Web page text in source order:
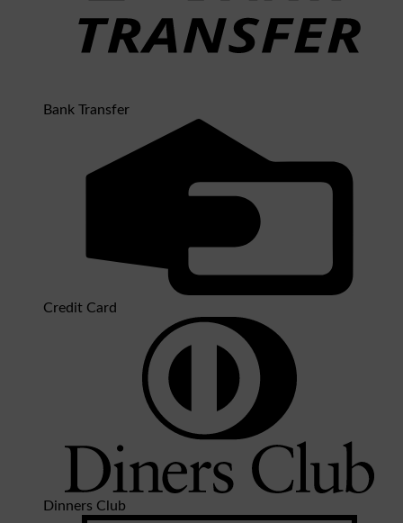
Bank Transfer
Credit Card
Dinners Club